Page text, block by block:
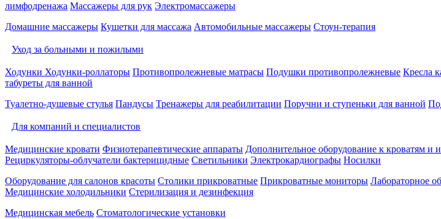
лимфодренажа Массажеры для рук Электромассажеры
Домашние массажеры Кушетки для массажа Автомобильные массажеры Стоун-терапия
Уход за больными и пожилыми
Ходунки Ходунки-роллаторы Противопролежневые матрасы Подушки противопролежневые Кресла
табуреты для ванной
Туалетно-душевые стулья Пандусы Тренажеры для реабилитации Поручни и ступеньки для ванной
Для компаний и специалистов
Медицинские кровати Физиотерапевтические аппараты Дополнительное оборудование к кроватям и
Рециркуляторы-облучатели бактерицидные Светильники Электрокардиографы Носилки
Оборудование для салонов красоты Столики прикроватные Прикроватные мониторы Лабораторное
Медицинские холодильники Стерилизация и дезинфекция
Медицинская мебель Стоматологические установки